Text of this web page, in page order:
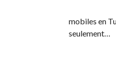
mobiles en
seulement…